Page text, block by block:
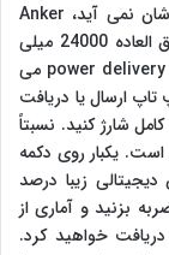
برای افرادی که از پرداخت هزینه برای کیفیت بدشان نمی آید، Anker
737 جانوری همه کاره و قابل اعتماد با ظرفیت فوق العاده 24000 میلی
آمپر ساعتی است. این پاوربانک با پشتیبانی از power delivery 3.1 می
لپ تاپ ارسال یا دریافت
شارژ کنید. نسبتاً
است، اما وزن آن تقریباً 1.4 پوند است. یکبار روی دکمه
زیبا درصد
بزنید و آماری از
خواهید کرد.